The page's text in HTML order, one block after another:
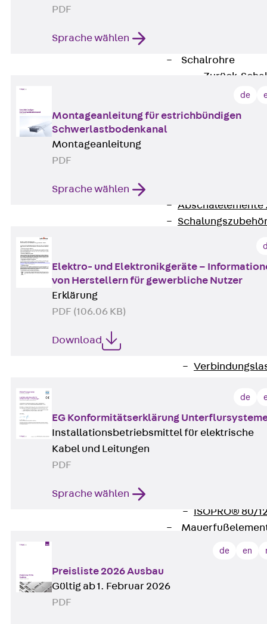
Schalrohre
Zurück
RAPIDOBAT®
Abschalelemente
Dorne
Zurück
Wärmedämmung
Zurück
ISOPRO® 80/
Digitale Lösungen
PDF
Sprache wählen
de
Montageanleitung für estrichbündigen
Schwerlastbodenkanal
Montageanleitung
PDF
Sprache wählen
Elektro- und Elektronikgeräte –
von Herstellern für gewerbliche Nutzer
Erklärung
PDF (106.06 KB)
Download
de
EG Konformitätserklärung
Installationsbetriebsmittel für elektrische
Kabel und Leitungen
PDF
Sprache wählen
de en
Preisliste 2026 Ausbau
Gültig ab 1. Februar 2026
PDF